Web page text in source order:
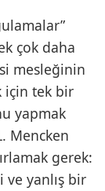
çok daha
mesleğinin
için tek bir
yapmak
Mencken
gerek:
ve yanlış bir